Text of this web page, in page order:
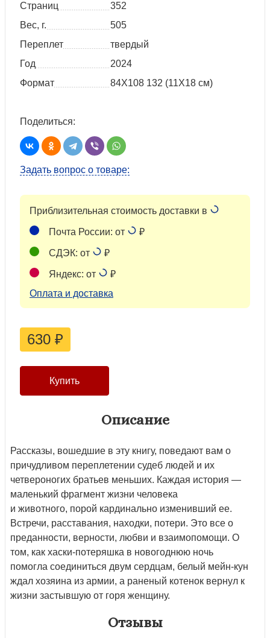
Страниц
352
Вес, г.
505
Переплет
твердый
Год
2024
Формат
84Х108 132 (11Х18 см)
Поделиться:
Задать вопрос о товаре:
Приблизительная стоимость доставки в
Почта России: от ₽
СДЭК: от ₽
Яндекс: от
₽
Оплата и доставка
630 ₽
Описание
Рассказы, вошедшие в эту книгу, поведают вам о
причудливом переплетении судеб людей и их
четвероногих братьев меньших. Каждая история —
маленький фрагмент жизни человека
и животного, порой кардинально изменивший ее.
Встречи, расставания, находки, потери. Это все о
преданности, верности, любви и взаимопомощи. О
том, как хаски-потеряшка в новогоднюю ночь
помогла соединиться двум сердцам, белый мейн-кун
ждал хозяина из армии, а раненый котенок вернул к
жизни застывшую от горя женщину.
Отзывы